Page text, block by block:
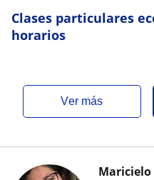
Clases particulares
horarios
ver más
Maricielo